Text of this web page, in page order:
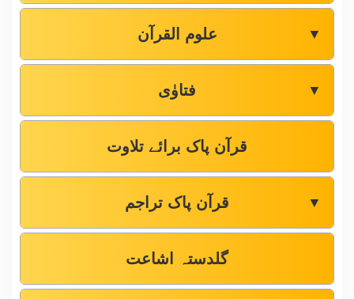
علوم القرآن ▼
فتاوٰی ▼
قرآن پاک برائے تلاوت
قرآن پاک تراجم ▼
گلدستہ اشاعت